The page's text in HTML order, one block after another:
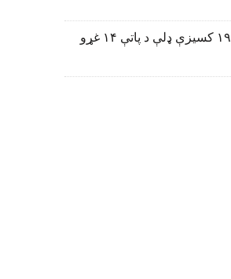
نیمروز کې د ورکې شوې ۱۹ کسیزې ډلې د پاتې ۱۴ غړو